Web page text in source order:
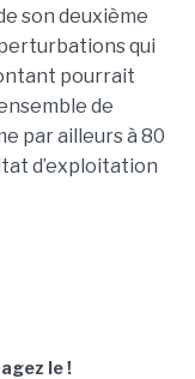
son deuxième
qui
pourrait
de
par ailleurs à 80
d’exploitation
le !